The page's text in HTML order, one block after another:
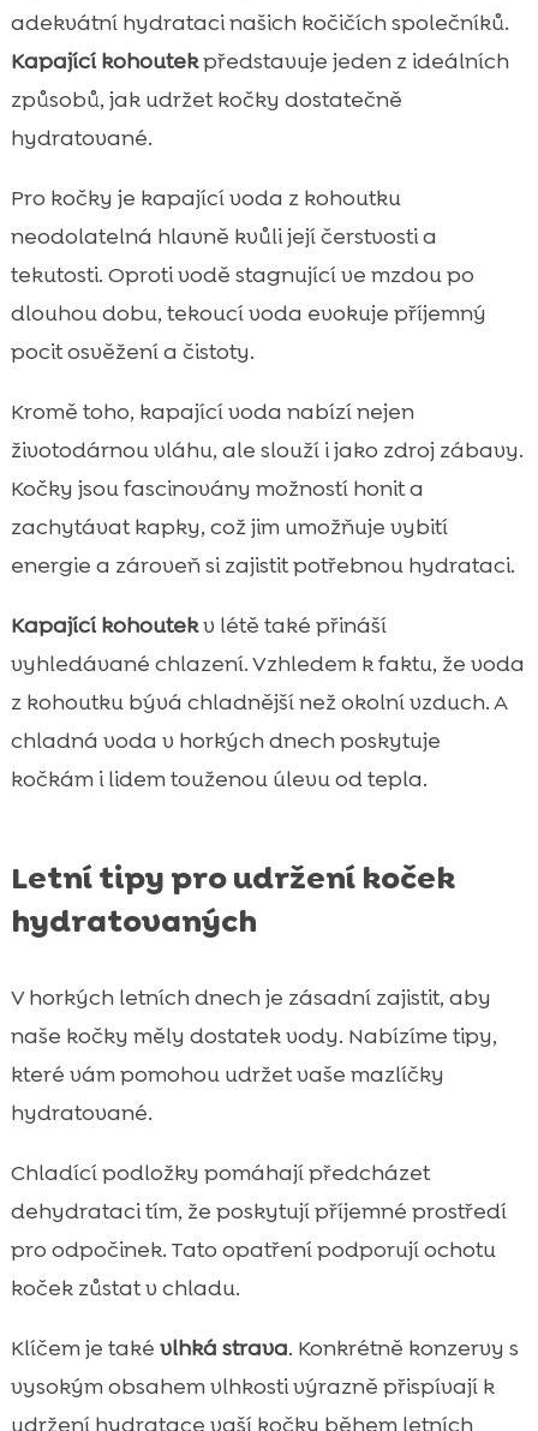
adekvátní hydrataci našich kočičích společníků.
Kapající kohoutekpředstavuje jeden z ideálních
způsobů, jak udržet kočky dostatečně
hydratované.
Pro kočky je kapající voda z kohoutku
neodolatelná hlavně kvůli její čerstvosti a
tekutosti. Oproti vodě stagnující ve mzdou po
dlouhou dobu, tekoucí voda evokuje příjemný
pocit osvěžení a čistoty.
Kromě toho, kapající voda nabízí nejen
životodárnou vláhu, ale slouží i jako zdroj zábavy.
Kočky jsou fascinovány možností honit a
zachytávat kapky, což jim umožňuje vybití
energie a zároveň si zajistit potřebnou hydrataci.
Kapající kohoutekv létě také přináší
vyhledávané chlazení. Vzhledem k faktu, že voda
z kohoutku bývá chladnější než okolní vzduch. A
chladná voda v horkých dnech poskytuje
kočkám i lidem touženou úlevu od tepla.
Letní tipy pro udržení koček
hydratovaných
V horkých letních dnech je zásadní zajistit, aby
naše kočky měly dostatek vody. Nabízíme tipy,
které vám pomohou udržet vaše mazlíčky
hydratované.
Chladící podložky pomáhají předcházet
dehydrataci tím, že poskytují příjemné prostředí
pro odpočinek. Tato opatření podporují ochotu
koček zůstat v chladu.
Klíčem je také vlhká strava. Konkrétně konzervy s
vysokým obsahem vlhkosti výrazně přispívají k
udržení hydratace vaší kočky během letních